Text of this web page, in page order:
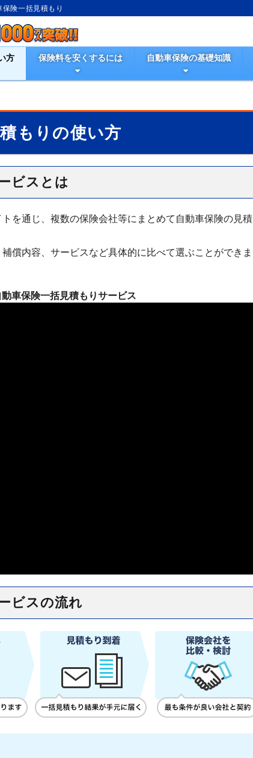
険一括見積もり
方 保険料を安くするには 自動車保険の基礎知識
もりの使い方
ビスとは
を通じ、複数の保険会社等にまとめて自動車保険の見積
償内容、サービスなど具体的に比べて選ぶことができま
車保険一括見積もりサービス
ビスの流れ